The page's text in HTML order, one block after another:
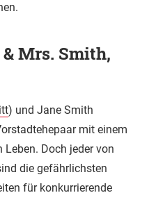
& Mrs. Smith,
) und Jane Smith
mit einem
Doch jeder von
die gefährlichsten
für konkurrierende